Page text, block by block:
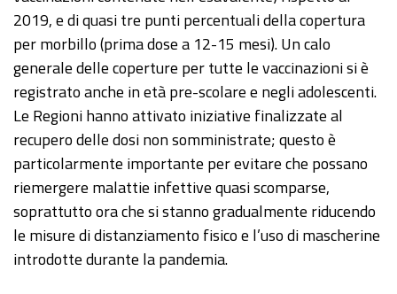
2019, e di quasi tre punti percentuali della copertura
per morbillo (prima dose a 12-15 mesi). Un calo
generale delle coperture per tutte le vaccinazioni si è
registrato anche in età pre-scolare e negli adolescenti.
Le Regioni hanno attivato iniziative finalizzate al
recupero delle dosi non somministrate; questo è
particolarmente importante per evitare che possano
riemergere malattie infettive quasi scomparse,
soprattutto ora che si stanno gradualmente riducendo
le misure di distanziamento fisico e l’uso di mascherine
introdotte durante la pandemia.